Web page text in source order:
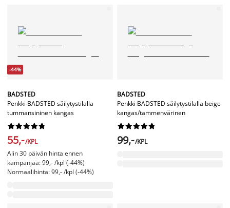
-44%
BADSTED
Penkki BADSTED säilytystilalla
tummansininen kangas






55,-/KPL
Alin 30 päivän hinta ennen
kampanjaa: 99,- /kpl (-44%)
Normaalihinta: 99,- /kpl (-44%)
BADSTED
Penkki BADSTED säilytystilalla beige
kangas/tammenvärinen






99,-/KPL